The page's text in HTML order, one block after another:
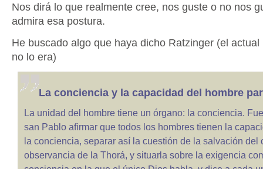
Nos dirá lo que realmente cree, nos guste o no nos
admira esa postura.
He buscado algo que haya dicho Ratzinger (el
no lo era)
La conciencia y la capacidad del hombre
La unidad del hombre tiene un órgano: la conciencia.
san Pablo afirmar que todos los hombres tienen la
la conciencia, separar así la cuestión de la salvación del
observancia de la Thorá, y situarla sobre la exigencia